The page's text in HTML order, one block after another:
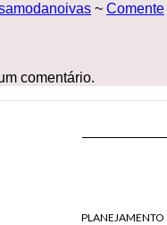
~ Comente
comentário.
PLANEJAMENTO